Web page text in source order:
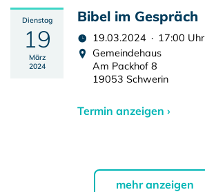
Dienstag
19
März
2024
Bibel im Gespräch
19.03.2024 · 17:00 Uhr
Gemeindehaus
Am Packhof 8
19053 Schwerin
Termin anzeigen ›
mehr anzeigen